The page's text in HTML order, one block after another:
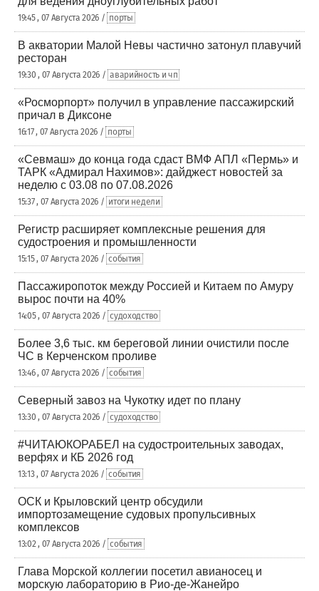
19:45 , 07 Августа 2026 / порты
В акватории Малой Невы частично затонул плавучий
ресторан
19:30 , 07 Августа 2026 / аварийность и чп
«Росморпорт» получил в управление пассажирский
причал в Диксоне
16:17 , 07 Августа 2026 / порты
«Севмаш» до конца года сдаст ВМФ АПЛ «Пермь» и
ТАРК «Адмирал Нахимов»: дайджест новостей за
неделю с 03.08 по 07.08.2026
15:37 , 07 Августа 2026 / итоги недели
Регистр расширяет комплексные решения для
судостроения и промышленности
15:15 , 07 Августа 2026 / события
Пассажиропоток между Россией и Китаем по Амуру
вырос почти на 40%
14:05 , 07 Августа 2026 / судоходство
Более 3,6 тыс. км береговой линии очистили после
ЧС в Керченском проливе
13:46 , 07 Августа 2026 / события
Северный завоз на Чукотку идет по плану
13:30 , 07 Августа 2026 / судоходство
#ЧИТАЮКОРАБЕЛ на судостроительных заводах,
верфях и КБ 2026 год
13:13 , 07 Августа 2026 / события
ОСК и Крыловский центр обсудили
импортозамещение судовых пропульсивных
комплексов
13:02 , 07 Августа 2026 / события
Глава Морской коллегии посетил авианосец и
морскую лабораторию в Рио-де-Жанейро